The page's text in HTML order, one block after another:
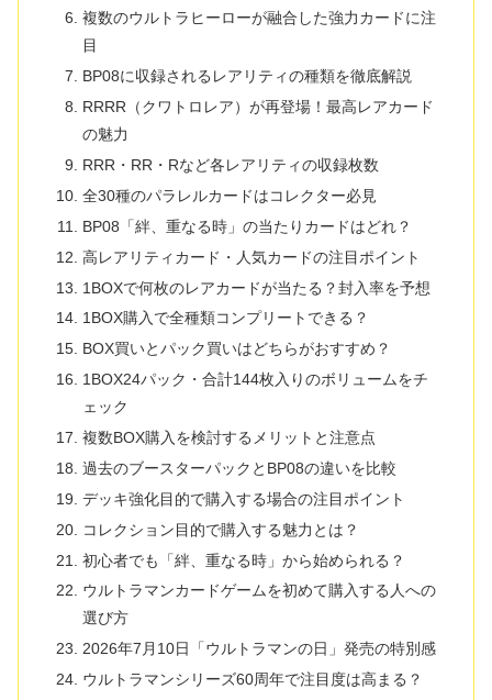
複数のウルトラヒーローが融合した強力カードに注
目
BP08に収録されるレアリティの種類を徹底解説
RRRR（クワトロレア）が再登場！最高レアカード
の魅力
RRR・RR・Rなど各レアリティの収録枚数
全30種のパラレルカードはコレクター必見
BP08「絆、重なる時」の当たりカードはどれ？
高レアリティカード・人気カードの注目ポイント
1BOXで何枚のレアカードが当たる？封入率を予想
1BOX購入で全種類コンプリートできる？
BOX買いとパック買いはどちらがおすすめ？
1BOX24パック・合計144枚入りのボリュームをチ
ェック
複数BOX購入を検討するメリットと注意点
過去のブースターパックとBP08の違いを比較
デッキ強化目的で購入する場合の注目ポイント
コレクション目的で購入する魅力とは？
初心者でも「絆、重なる時」から始められる？
ウルトラマンカードゲームを初めて購入する人への
選び方
2026年7月10日「ウルトラマンの日」発売の特別感
ウルトラマンシリーズ60周年で注目度は高まる？